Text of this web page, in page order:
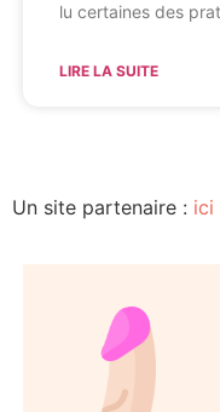
lu certaines des
LIRE LA SUITE
Un site partenaire : ici